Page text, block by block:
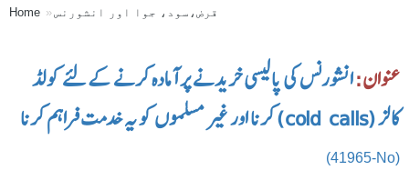
Home قرض،سود، جوا اور انشورنس
عنوان:انشورنس کی پالیسی خریدنے پر آمادہ کرنے کے لئے کولڈ
کالز (cold calls) کرنا اور غیر مسلموں کو یہ خدمت فراہم کرنا
(41965-No)